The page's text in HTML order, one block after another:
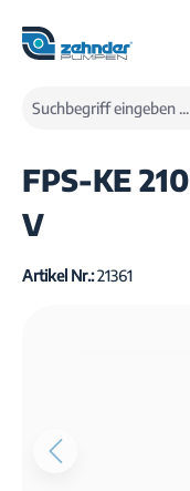
springen
Produkte
FPS-KE
V
Artikel Nr.:21361